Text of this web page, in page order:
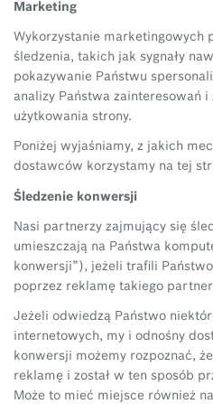
Marketing
Wykorzystanie marketingowych
śledzenia, takich jak sygnały
pokazywanie Państwu
analizy Państwa zainteresowań
użytkowania strony.
Poniżej wyjaśniamy, z jakich
dostawców korzystamy na tej
Śledzenie konwersji
Nasi partnerzy zajmujący się
umieszczają na Państwa
konwersji”), jeżeli trafili
poprzez reklamę takiego
Jeżeli odwiedzą Państwo
internetowych, my i odnośny
konwersji możemy rozpoznać,
reklamę i został w ten sposób
Może to mieć miejsce również